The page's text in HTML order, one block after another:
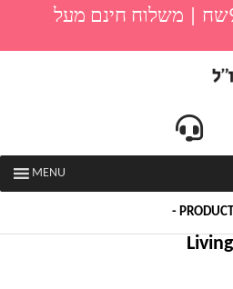
מינימום הזמנה 94.99שח | משלוח חינם מעל
MENU
PRODUCT
Living